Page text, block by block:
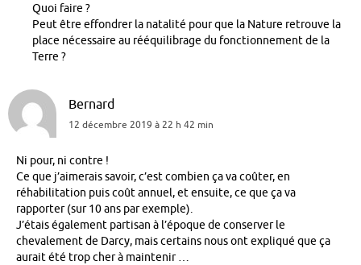
Quoi faire ?
Peut être effondrer la natalité pour que la Nature retrouve la
place nécessaire au rééquilibrage du fonctionnement de la
Terre ?
Bernard
12 décembre 2019 à 22 h 42 min
Ni pour, ni contre !
Ce que j’aimerais savoir, c’est combien ça va coûter, en
réhabilitation puis coût annuel, et ensuite, ce que ça va
rapporter (sur 10 ans par exemple).
J’étais également partisan à l’époque de conserver le
chevalement de Darcy, mais certains nous ont expliqué que ça
aurait été trop cher à maintenir …